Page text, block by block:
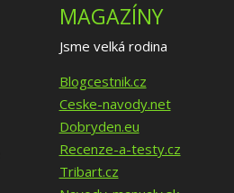
MAGAZÍNY
Jsme velká rodina
Blogcestnik.cz
Ceske-navody.net
Dobryden.eu
Recenze-a-testy.cz
Tribart.cz